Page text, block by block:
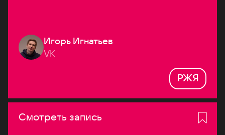
Игорь Игнатьев
VK
РЖЯ
Смотреть запись